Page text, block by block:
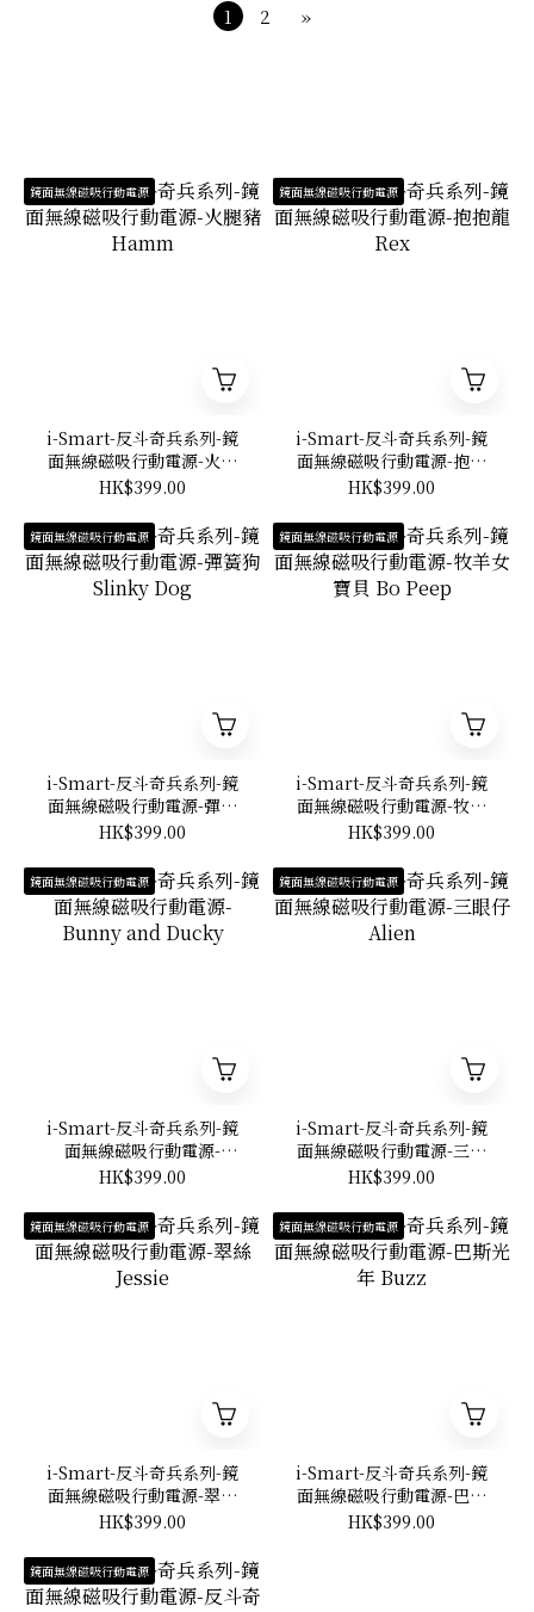
1 2 »
鏡面無線磁吸行動電源
i-Smart-反斗奇兵系列-鏡
面無線磁吸行動電源-火腿
豬 Hamm
HK$399.00
鏡面無線磁吸行動電源
i-Smart-反斗奇兵系列-鏡
面無線磁吸行動電源-抱抱
龍 Rex
HK$399.00
鏡面無線磁吸行動電源
i-Smart-反斗奇兵系列-鏡
面無線磁吸行動電源-彈簧
狗 Slinky Dog
HK$399.00
鏡面無線磁吸行動電源
i-Smart-反斗奇兵系列-鏡
面無線磁吸行動電源-牧羊
女寶貝 Bo Peep
HK$399.00
鏡面無線磁吸行動電源
i-Smart-反斗奇兵系列-鏡
面無線磁吸行動電源-
Bunny and Ducky
HK$399.00
鏡面無線磁吸行動電源
i-Smart-反斗奇兵系列-鏡
面無線磁吸行動電源-三眼
仔 Alien
HK$399.00
鏡面無線磁吸行動電源
i-Smart-反斗奇兵系列-鏡
面無線磁吸行動電源-翠絲
Jessie
HK$399.00
鏡面無線磁吸行動電源
i-Smart-反斗奇兵系列-鏡
面無線磁吸行動電源-巴斯
光年 Buzz
HK$399.00
鏡面無線磁吸行動電源